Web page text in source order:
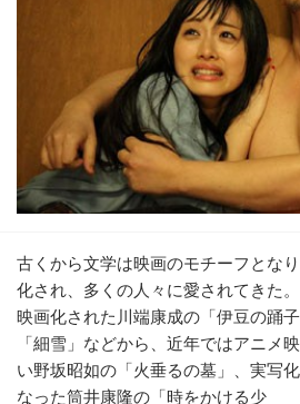
古くから文学は映画のモチーフとな
化され、多くの人々に愛されてきた
映画化された川端康成の「伊豆の踊
「細雪」などから、近年ではアニメ
い野坂昭如の「火垂るの墓」、実写
なった筒井康隆の「時をかける少